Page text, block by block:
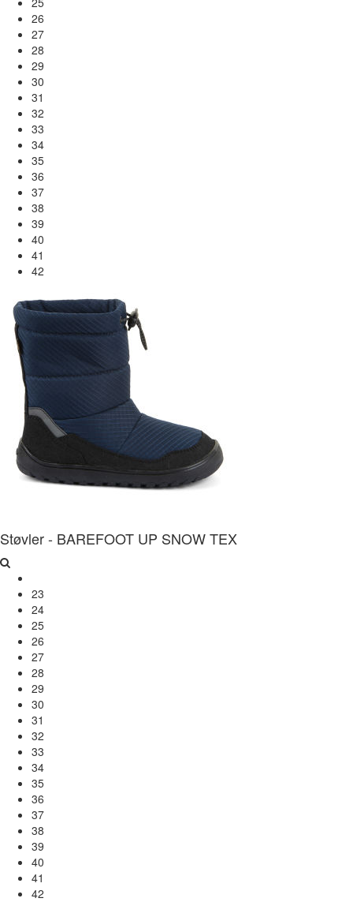
26
27
28
29
30
31
32
33
34
35
36
37
38
39
40
41
42
Støvler - BAREFOOT UP SNOW TEX
23
24
25
26
27
28
29
30
31
32
33
34
35
36
37
38
39
40
41
42